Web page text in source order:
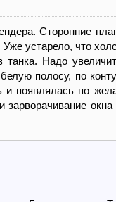
Сторонние
устарело, что
Надо
полосу, по
и появлялась по
зарворачивание